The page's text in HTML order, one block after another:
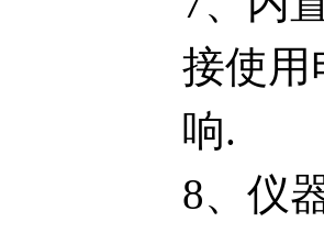
接使用
响.
8、仪